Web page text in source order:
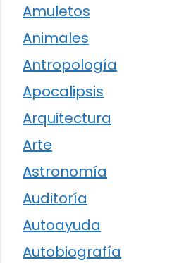
Amuletos
Animales
Antropología
Apocalipsis
Arquitectura
Arte
Astronomía
Auditoría
Autoayuda
Autobiografía